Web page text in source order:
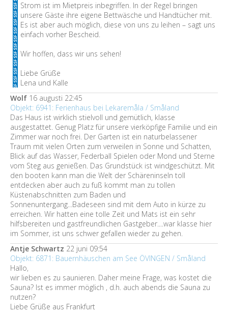
Strom ist im Mietpreis inbegriffen. In der Regel bringen
unsere Gäste ihre eigene Bettwäsche und Handtücher mit.
Es ist aber auch möglich, diese von uns zu leihen – sagt uns
einfach vorher Bescheid.
Wir hoffen, dass wir uns sehen!
Liebe Grüße
Lena und Kalle
Wolf 16 augusti 22:45
Objekt: 6941: Ferienhaus bei Lekaremåla / Småland
Das Haus ist wirklich stielvoll und gemütlich, klasse
ausgestattet. Genug Platz für unsere vierköpfige Familie und ein
Zimmer war noch frei. Der Garten ist ein naturbelassener
Traum mit vielen Orten zum verweilen in Sonne und Schatten,
Blick auf das Wasser, Federball Spielen oder Mond und Sterne
vom Steg aus genießen. Das Grundstück ist windgeschützt. Mit
den booten kann man die Welt der Schäreninseln toll
entdecken aber auch zu fuß kommt man zu tollen
Küstenabschnitten zum Baden und
Sonnenuntergang...Badeseen sind mit dem Auto in kürze zu
erreichen. Wir hatten eine tolle Zeit und Mats ist ein sehr
hilfsbereiten und gastfreundlichen Gastgeber....war klasse hier
im Sommer, ist uns schwer gefallen wieder zu gehen.
Antje Schwartz 22 juni 09:54
Objekt: 6871: Bauernhäuschen am See ÖVINGEN / Småland
Hallo,
wir lieben es zu saunieren. Daher meine Frage, was kostet die
Sauna? Ist es immer möglich , d.h. auch abends die Sauna zu
nutzen?
Liebe Grüße aus Frankfurt